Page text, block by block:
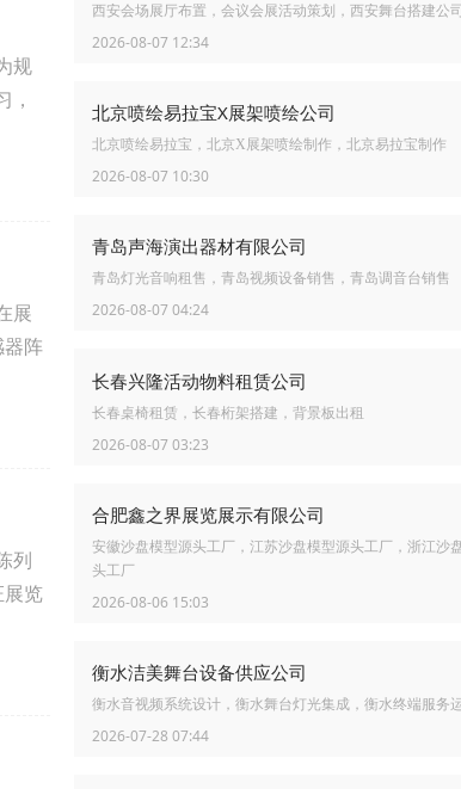
规
，
展
阵
列
览
西安会场展厅布置，会议会展活动策划，西安舞台搭建公
2026-08-07 12:34
北京喷绘易拉宝X展架喷绘公司
北京喷绘易拉宝，北京X展架喷绘制作，北京易拉宝制作
2026-08-07 10:30
青岛声海演出器材有限公司
青岛灯光音响租售，青岛视频设备销售，青岛调音台销售
2026-08-07 04:24
长春兴隆活动物料租赁公司
长春桌椅租赁，长春桁架搭建，背景板出租
2026-08-07 03:23
合肥鑫之界展览展示有限公司
安徽沙盘模型源头工厂，江苏沙盘模型源头工厂，浙江沙
头工厂
2026-08-06 15:03
衡水洁美舞台设备供应公司
衡水音视频系统设计，衡水舞台灯光集成，衡水终端服务
2026-07-28 07:44